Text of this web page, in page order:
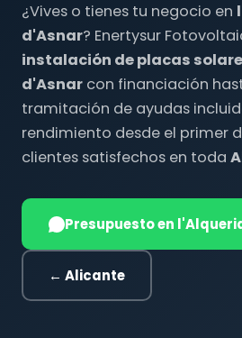
¿Vives o tienes tu negocio en
d'Asnar? Enertysur
instalación de placas
d'Asnar con financiación
tramitación de ayudas
rendimiento desde el primer
clientes satisfechos en toda
Presupuesto en
← Alicante